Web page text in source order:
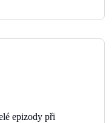
epizody při